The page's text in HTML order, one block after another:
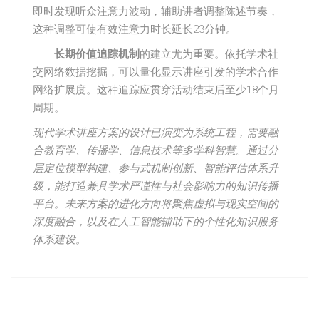
即时发现听众注意力波动，辅助讲者调整陈述节奏，
这种调整可使有效注意力时长延长23分钟。
长期价值追踪机制 的建立尤为重要。依托学术社
交网络数据挖掘，可以量化显示讲座引发的学术合作
网络扩展度。这种追踪应贯穿活动结束后至少18个月
周期。
现代学术讲座方案的设计已演变为系统工程，需要融
合教育学、传播学、信息技术等多学科智慧。通过分
层定位模型构建、参与式机制创新、智能评估体系升
级，能打造兼具学术严谨性与社会影响力的知识传播
平台。未来方案的进化方向将聚焦虚拟与现实空间的
深度融合，以及在人工智能辅助下的个性化知识服务
体系建设。